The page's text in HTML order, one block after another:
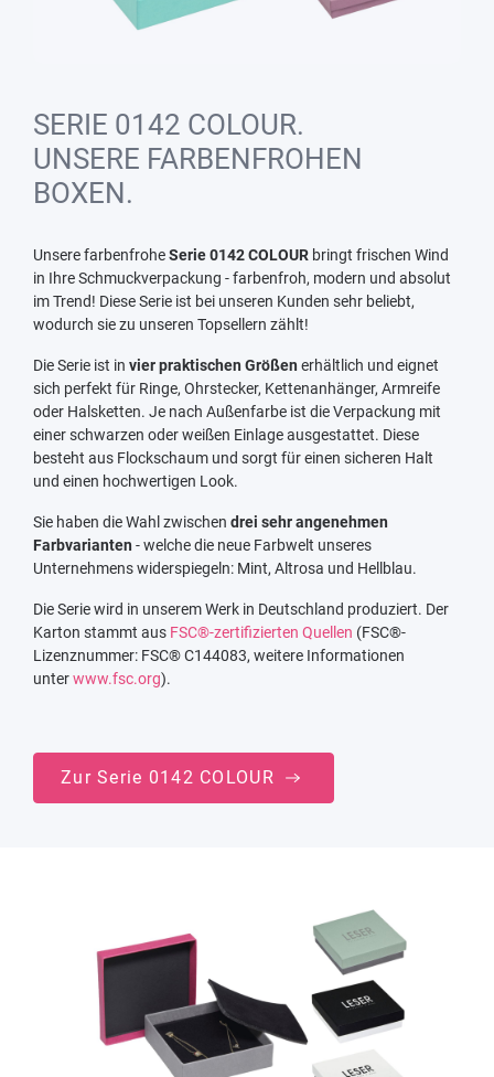
SERIE 0142 COLOUR.
UNSERE FARBENFROHEN
BOXEN.
Unsere farbenfroheSerie 0142 COLOUR bringt frischen Wind
in Ihre Schmuckverpackung - farbenfroh, modern und absolut
im Trend! Diese Serie ist bei unseren Kunden sehr beliebt,
wodurch sie zu unseren Topsellern zählt!
Die Serie ist in vier praktischen Größen erhältlich und eignet
sich perfekt für Ringe, Ohrstecker, Kettenanhänger, Armreife
oder Halsketten. Je nach Außenfarbe ist die Verpackung mit
einer schwarzen oder weißen Einlage ausgestattet. Diese
besteht aus Flockschaum und sorgt für einen sicheren Halt
und einen hochwertigen Look.
Sie haben die Wahl zwischen drei sehr angenehmen
Farbvarianten - welche die neue Farbwelt unseres
Unternehmens widerspiegeln: Mint, Altrosa und Hellblau.
Die Serie wird in unserem Werk in Deutschland produziert. Der
Karton stammt aus FSC®-zertifizierten Quellen (FSC®-
Lizenznummer: FSC® C144083, weitere Informationen
unterwww.fsc.org).
Zur Serie 0142 COLOUR